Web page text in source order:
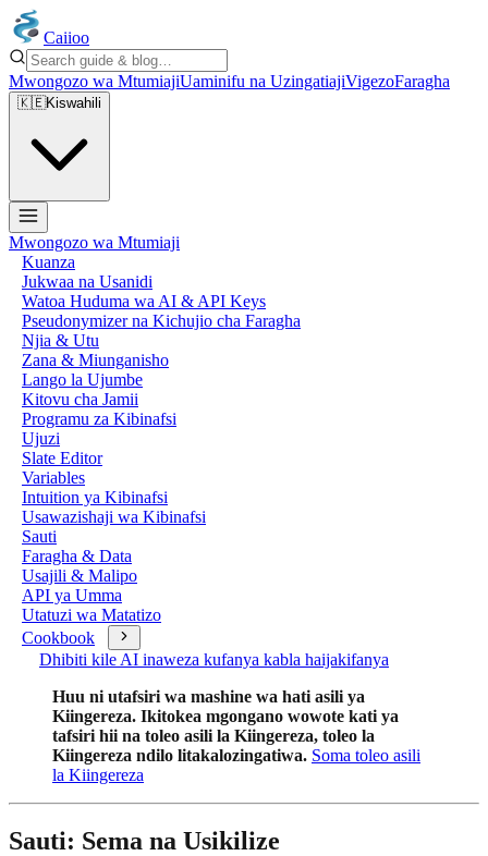
Caiioo
Mwongozo wa MtumiajiUaminifu na UzingatiajiVigezoFaragha
🇰🇪Kiswahili
Mwongozo wa Mtumiaji
Kuanza
Jukwaa na Usanidi
Watoa Huduma wa AI & API Keys
Pseudonymizer na Kichujio cha Faragha
Njia & Utu
Zana & Miunganisho
Lango la Ujumbe
Kitovu cha Jamii
Programu za Kibinafsi
Ujuzi
Slate Editor
Variables
Intuition ya Kibinafsi
Usawazishaji wa Kibinafsi
Sauti
Faragha & Data
Usajili & Malipo
API ya Umma
Utatuzi wa Matatizo
Cookbook
Dhibiti kile AI inaweza kufanya kabla haijakifanya
Huu ni utafsiri wa mashine wa hati asili ya
Kiingereza. Ikitokea mgongano wowote kati ya
tafsiri hii na toleo asili la Kiingereza, toleo la
Kiingereza ndilo litakalozingatiwa. Soma toleo asili
la Kiingereza
Sauti: Sema na Usikilize